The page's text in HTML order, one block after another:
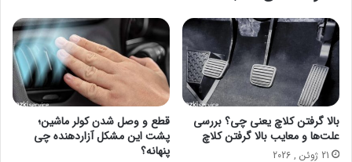
بالا گرفتن کلاچ یعنی چی؟ بررسی
علت‌ها و معایب بالا گرفتن کلاچ
21 ژوئن , 2026
قطع و وصل شدن کولر ماشین؛
پشت این مشکل آزاردهنده چی
پنهانه؟